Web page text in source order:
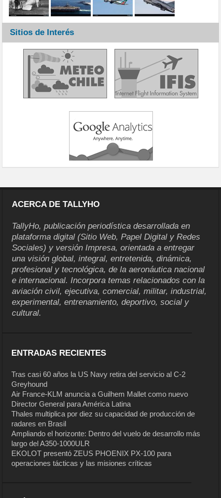
Sitios de Interés
ACERCA DE TALLYHO
TallyHo, publicación periodística desarrollada en
plataforma digital (Sitio Web, Papel Digital y Redes
Sociales) y versión Impresa, orientada a entregar
una visión global, integral, entretenida, dinámica,
profesional y tecnológica, de la aeronáutica nacional
e internacional. Incorpora temas relacionados con la
aviación civil, ejecutiva, comercial, militar, industrial,
experimental, entrenamiento, deportivo, social y
cultural.
ENTRADAS RECIENTES
Tras casi 60 años la US Navy retira del servicio al C-2
Greyhound
Air France-KLM anuncia a Guilhem Mallet como nuevo
Director General para América Latina
Thales multiplica por diez su capacidad de producción de
radares en Brasil
Ampliando el horizonte: Dentro del vuelo de desarrollo más
largo del A350-1000ULR
EKOLOT presentó ZEUS PHOENIX PX-100 para
operaciones tácticas y las misiones críticas